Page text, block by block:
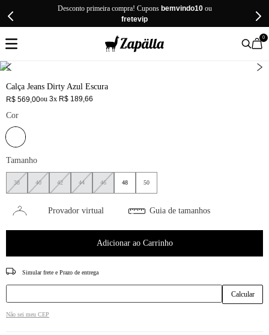
Desconto primeira compra! Cupons bemvindo10ou
fretevip
0
Calça Jeans Dirty Azul Escura
R$ 569,00ou 3x R$ 189,66
Cor
Tamanho
38 40 42 44 46 48 50
Provador virtual Guia de tamanhos
Adicionar ao Carrinho
CEP
Não sei meu CEP